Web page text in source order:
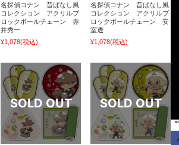
名探偵コナン 昔ばなし風
コレクション アクリルブ
ロックボールチェーン 赤
井秀一
¥1,078(税込)
名探偵コナン 昔ばなし風
コレクション アクリルブ
ロックボールチェーン 安
室透
¥1,078(税込)